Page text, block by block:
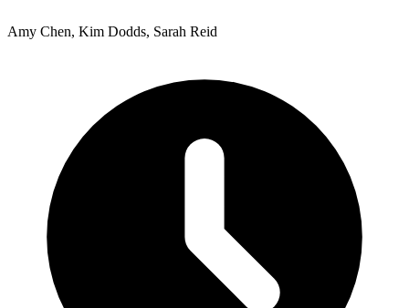
Amy Chen, Kim Dodds, Sarah Reid